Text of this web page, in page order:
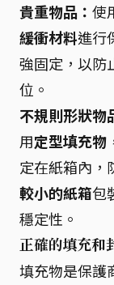
貴重物品： 使
緩衝材料進行
強固定，以防
位。
不規則形狀物
用定型填充物
定在紙箱內，
較小的紙箱包
穩定性。
正確的填充和
填充物是保護